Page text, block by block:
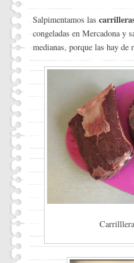
Salpimentamos las
congeladas en Mercadona y
medianas, porque las hay de